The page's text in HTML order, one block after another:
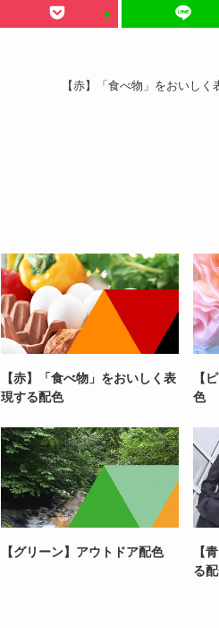
【赤】「食べ物」をおいしく
【赤】「食べ物」をおいしく表
現する配色
【
色
【グリーン】アウトドア配色
【
る